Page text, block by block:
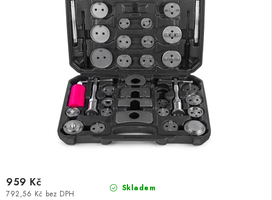
Skladem
792,56 Kč bez DPH
959 Kč